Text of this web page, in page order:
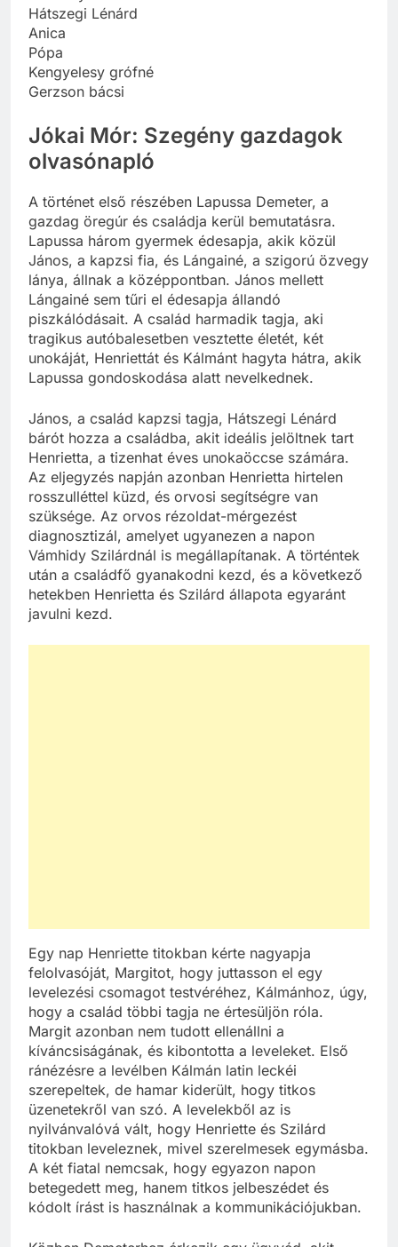
Hátszegi Lénárd
Anica
Pópa
Kengyelesy grófné
Gerzson bácsi
Jókai Mór: Szegény gazdagok
olvasónapló
A történet első részében Lapussa Demeter, a
gazdag öregúr és családja kerül bemutatásra.
Lapussa három gyermek édesapja, akik közül
János, a kapzsi fia, és Lángainé, a szigorú özvegy
lánya, állnak a középpontban. János mellett
Lángainé sem tűri el édesapja állandó
piszkálódásait. A család harmadik tagja, aki
tragikus autóbalesetben vesztette életét, két
unokáját, Henriettát és Kálmánt hagyta hátra, akik
Lapussa gondoskodása alatt nevelkednek.
János, a család kapzsi tagja, Hátszegi Lénárd
bárót hozza a családba, akit ideális jelöltnek tart
Henrietta, a tizenhat éves unokaöccse számára.
Az eljegyzés napján azonban Henrietta hirtelen
rosszulléttel küzd, és orvosi segítségre van
szüksége. Az orvos rézoldat-mérgezést
diagnosztizál, amelyet ugyanezen a napon
Vámhidy Szilárdnál is megállapítanak. A történtek
után a családfő gyanakodni kezd, és a következő
hetekben Henrietta és Szilárd állapota egyaránt
javulni kezd.
Egy nap Henriette titokban kérte nagyapja
felolvasóját, Margitot, hogy juttasson el egy
levelezési csomagot testvéréhez, Kálmánhoz, úgy,
hogy a család többi tagja ne értesüljön róla.
Margit azonban nem tudott ellenállni a
kíváncsiságának, és kibontotta a leveleket. Első
ránézésre a levélben Kálmán latin leckéi
szerepeltek, de hamar kiderült, hogy titkos
üzenetekről van szó. A levelekből az is
nyilvánvalóvá vált, hogy Henriette és Szilárd
titokban leveleznek, mivel szerelmesek egymásba.
A két fiatal nemcsak, hogy egyazon napon
betegedett meg, hanem titkos jelbeszédet és
kódolt írást is használnak a kommunikációjukban.